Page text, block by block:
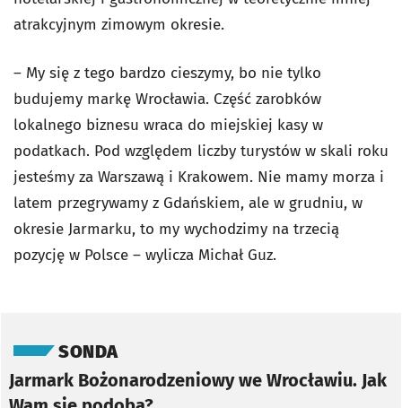
atrakcyjnym zimowym okresie.
– My się z tego bardzo cieszymy, bo nie tylko
budujemy markę Wrocławia. Część zarobków
lokalnego biznesu wraca do miejskiej kasy w
podatkach. Pod względem liczby turystów w skali roku
jesteśmy za Warszawą i Krakowem. Nie mamy morza i
latem przegrywamy z Gdańskiem, ale w grudniu, w
okresie Jarmarku, to my wychodzimy na trzecią
pozycję w Polsce – wylicza Michał Guz.
SONDA
Jarmark Bożonarodzeniowy we Wrocławiu. Jak